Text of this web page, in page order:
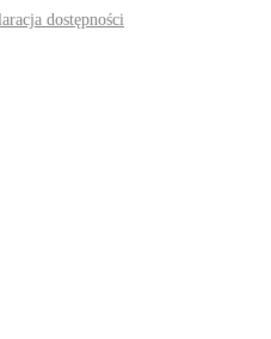
dostępności